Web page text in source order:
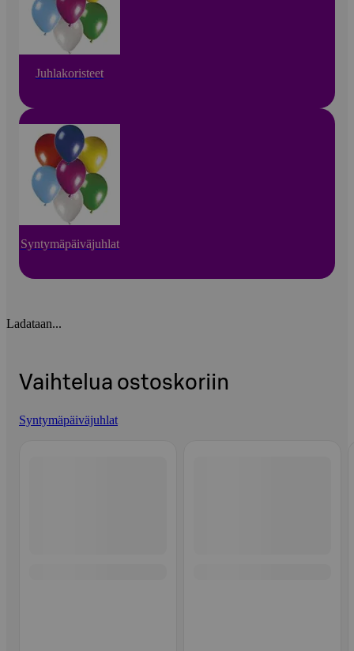
Juhlakoristeet
Syntymäpäiväjuhlat
Ladataan...
Vaihtelua ostoskoriin
Syntymäpäiväjuhlat